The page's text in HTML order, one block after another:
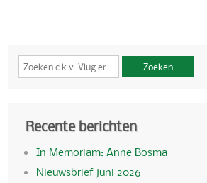
Zoeken
Recente berichten
In Memoriam: Anne Bosma
Nieuwsbrief juni 2026